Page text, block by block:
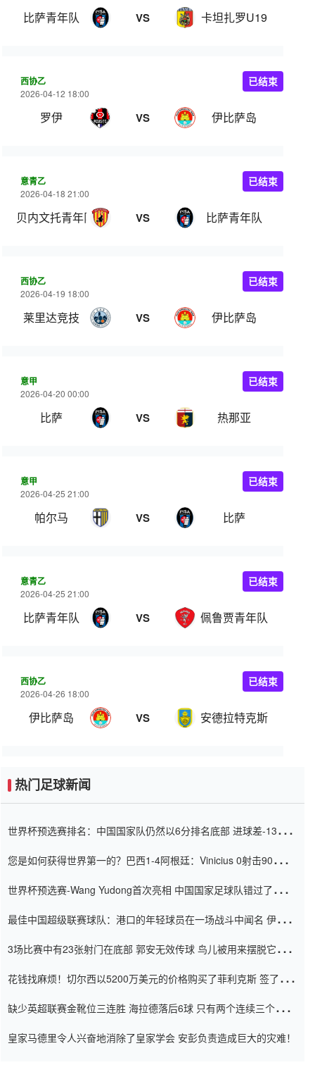
比萨青年队 VS 卡坦扎罗U19
西协乙
2026-04-12 18:00
罗伊 VS 伊比萨岛
已结束
意青乙
2026-04-18 21:00
贝内文托青年队 VS 比萨青年队
已结束
西协乙
2026-04-19 18:00
莱里达竞技 VS 伊比萨岛
已结束
意甲
2026-04-20 00:00
比萨 VS 热那亚
已结束
意甲
2026-04-25 21:00
帕尔马 VS 比萨
已结束
意青乙
2026-04-25 21:00
比萨青年队 VS 佩鲁贾青年队
已结束
西协乙
2026-04-26 18:00
伊比萨岛 VS 安德拉特克斯
已结束
热门足球新闻
世界杯预选赛排名：中国国家队仍然以6分排名底部 进球差-13令人
您是如何获得世界第一的？巴西1-4阿根廷：Vinicius 0射击90分钟
世界杯预选赛-Wang Yudong首次亮相 中国国家足球队错过了世界
最佳中国超级联赛球队：港口的年轻球员在一场战斗中闻名 伊万放
3场比赛中有23张射门在底部 郭安无效传球 鸟儿被用来摆脱它
花钱找麻烦！切尔西以5200万美元的价格购买了菲利克斯 签了7年
缺少英超联赛金靴位三连胜 海拉德落后6球 只有两个连续三个连续
皇家马德里令人兴奋地消除了皇家学会 安彭负责造成巨大的灾难！